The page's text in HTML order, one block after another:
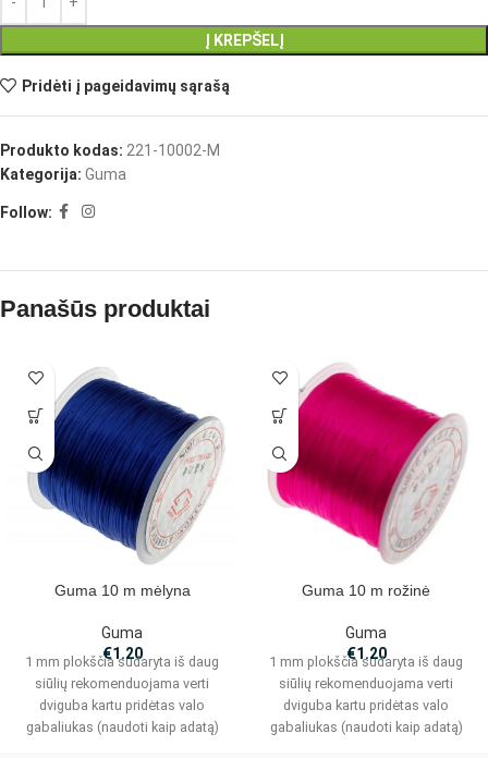
Į KREPŠELĮ
Pridėti į pageidavimų sąrašą
Produkto kodas: 221-10002-M
Kategorija: Guma
Follow:
Panašūs produktai
Guma 10 m mėlyna
Guma
€1.20
1 mm plokščia sudaryta iš daug
siūlių rekomenduojama verti
dviguba kartu pridėtas valo
gabaliukas (naudoti kaip adatą)
Guma 10 m rožinė
Guma
€1.20
1 mm plokščia sudaryta iš daug
siūlių rekomenduojama verti
dviguba kartu pridėtas valo
gabaliukas (naudoti kaip adatą)